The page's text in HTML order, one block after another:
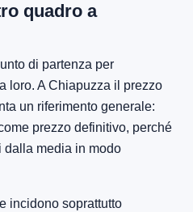
quadro a
di partenza per
loro. A Chiapuzza il prezzo
un riferimento generale:
prezzo definitivo, perché
dalla media in modo
incidono soprattutto